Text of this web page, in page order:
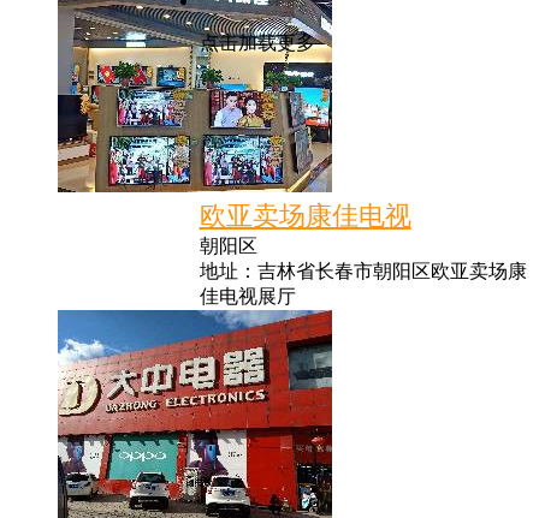
欧亚卖场康佳电视
朝阳区
地址：吉林省长春市朝阳区欧亚卖场康
佳电视展厅
点击加载更多